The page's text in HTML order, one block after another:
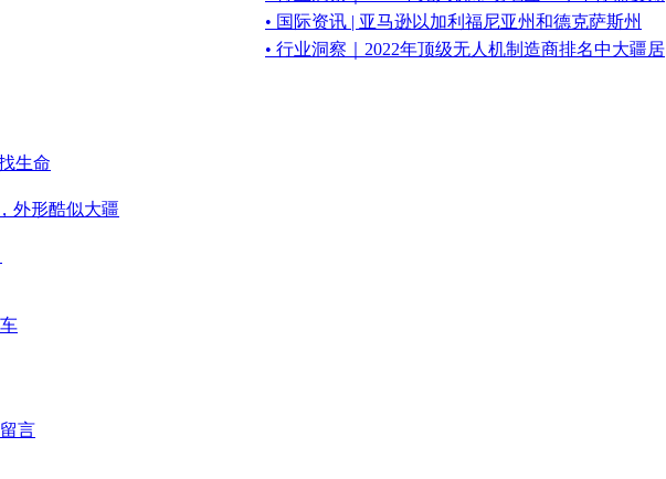
• 国际资讯 | 亚马逊以加利福尼亚州和德克萨斯州
• 行业洞察｜2022年顶级无人机制造商排名中大疆居
生命
外形酷似大疆
言